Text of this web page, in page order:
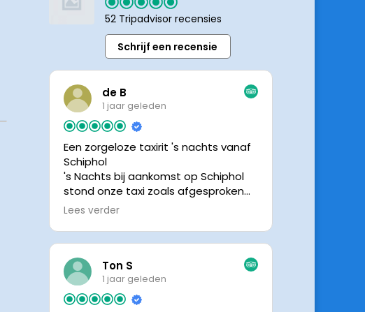
52 Tripadvisor recensies
Schrijf een recensie
de B
1 jaar geleden
Een zorgeloze taxirit 's nachts vanaf
Schiphol
's Nachts bij aankomst op Schiphol
stond onze taxi zoals afgesproken
keurig te wachten. Dankzij de goede
chauffeur wisten we precies waar de
chauffeur, met een prachtige auto
was het een comfortabele rit. Graag
tot de volgende de keer.
Lees verder
Ton S
1 jaar geleden